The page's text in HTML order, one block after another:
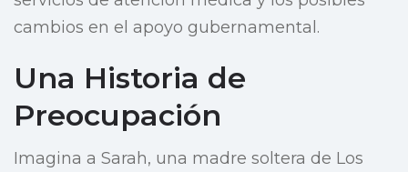
cambios en el apoyo gubernamental.
Una Historia de
Preocupación
Imagina a Sarah, una madre soltera de Los